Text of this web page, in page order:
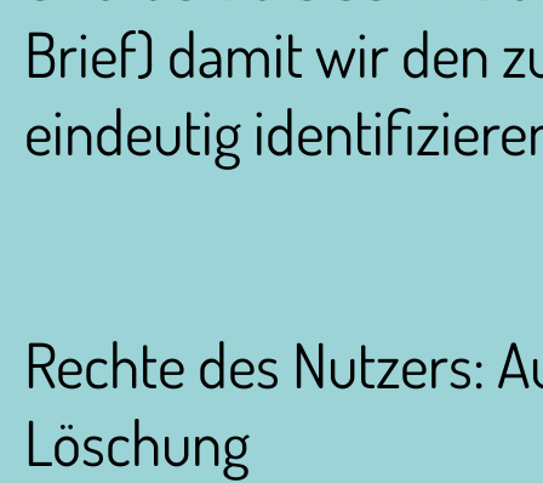
Brief) damit wir den
eindeutig
Rechte des Nutzers:
Löschung